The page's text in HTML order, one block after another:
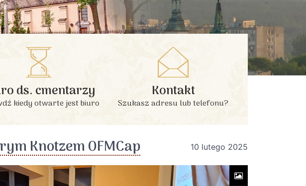
ds. cmentarzy
kiedy otwarte jest biuro
Kontakt
Szukasz adresu lub telefonu?
Knotzem OFMCap 10 lutego 2025